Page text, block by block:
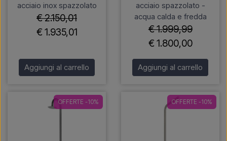
acciaio inox spazzolato
€ 2.150,01
€ 1.935,01
Aggiungi al carrello
acciaio spazzolato -
acqua calda e fredda
€ 1.999,99
€ 1.800,00
Aggiungi al carrello
OFFERTE -10% OFFERTE -10%